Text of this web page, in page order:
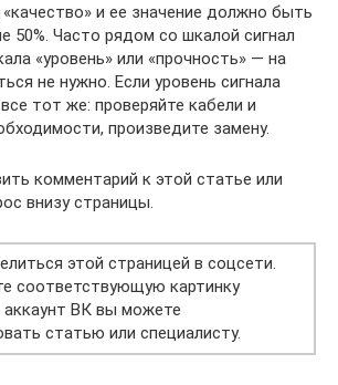
и ее значение должно быть
50%. Часто рядом со шкалой сигнал
«уровень» или «прочность» — на
не нужно. Если уровень сигнала
тот же: проверяйте кабели и
произведите замену.
комментарий к этой статье или
внизу страницы.
этой страницей в соцсети.
соответствующую картинку
аккаунт ВК вы можете
статью или специалисту.